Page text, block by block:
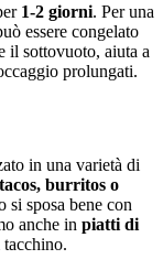
1-2 giorni. Per una
essere congelato
il sottovuoto, aiuta a
prolungati.
in una varietà di
tacos, burritos o
si sposa bene con
anche in piatti di